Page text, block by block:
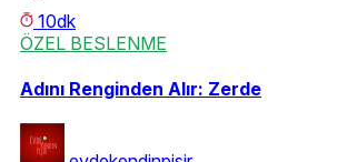
10dk
ÖZEL BESLENME
Adını Renginden Alır: Zerde